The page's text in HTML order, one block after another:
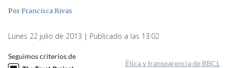
PorFrancisca Rivas
Lunes 22 julio de 2013 | Publicado a las 13:02
Seguimos criterios de
Ética y transparencia de BBCL